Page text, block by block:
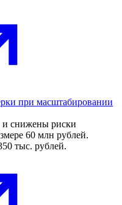
при масштабировании
и снижены риски
60 млн рублей.
тыс. рублей.